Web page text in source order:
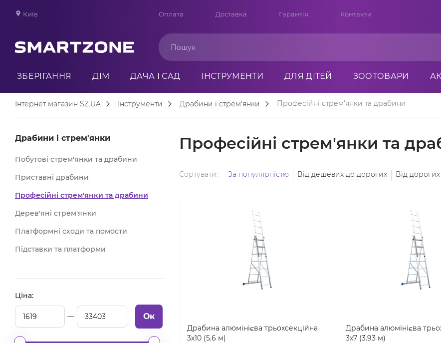
Київ Оплата Доставка Гарантія Контакти
ЗБЕРІГАННЯ ДІМ ДАЧА І САД ІНСТРУМЕНТИ ДЛЯ ДІТЕЙ ЗООТОВАРИ
Інтернет магазин SZ.UA Інструменти Драбини і стрем'янки Професійні стрем'янки та драбини
Драбини і стрем'янки
Побутові стрем'янки та драбини
Приставні драбини
Професійні стрем'янки та драбини
Дерев'яні стрем'янки
Платформні сходи та помости
Підставки та платформи
Ціна:
Ок
Професійні стрем'янки та
Сортувати: За популярністю Від дешевих до дорогих Від
Драбина алюмінієва трьохсекційна
3х10 (5.6 м)
Драбина алюмінієва
3х7 (3.93 м)